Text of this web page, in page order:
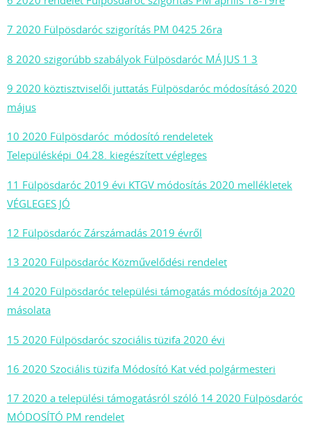
7 2020 Fülpösdaróc szigorítás PM 0425 26ra
8 2020 szigorúbb szabályok Fülpösdaróc MÁJUS 1 3
9 2020 köztisztviselői juttatás Fülpösdaróc módosításó 2020
május
10 2020 Fülpösdaróc_módosító rendeletek
Településképi_04.28. kiegészített végleges
11 Fülpösdaróc 2019 évi KTGV módosítás 2020 mellékletek
VÉGLEGES JÓ
12 Fülpösdaróc Zárszámadás 2019 évről
13 2020 Fülpösdaróc Közművelődési rendelet
14 2020 Fülpösdaróc települési támogatás módosítója 2020
másolata
15 2020 Fülpösdaróc szociális tüzifa 2020 évi
16 2020 Szociális tüzifa Módosító Kat véd polgármesteri
17 2020 a települési támogatásról szóló 14 2020 Fülpösdaróc
MÓDOSÍTÓ PM rendelet